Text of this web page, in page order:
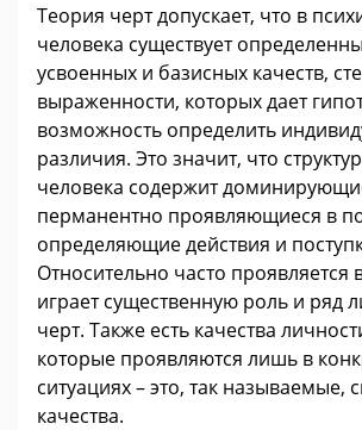
Теория черт допускает, что в
человека существует
усвоенных и базисных качеств,
выраженности, которых дает
возможность определить
различия. Это значит, что
человека содержит
перманентно проявляющиеся в
определяющие действия и
Относительно часто проявляется
играет существенную роль и ряд
черт. Также есть качества
которые проявляются лишь в
ситуациях – это, так называемые,
качества.